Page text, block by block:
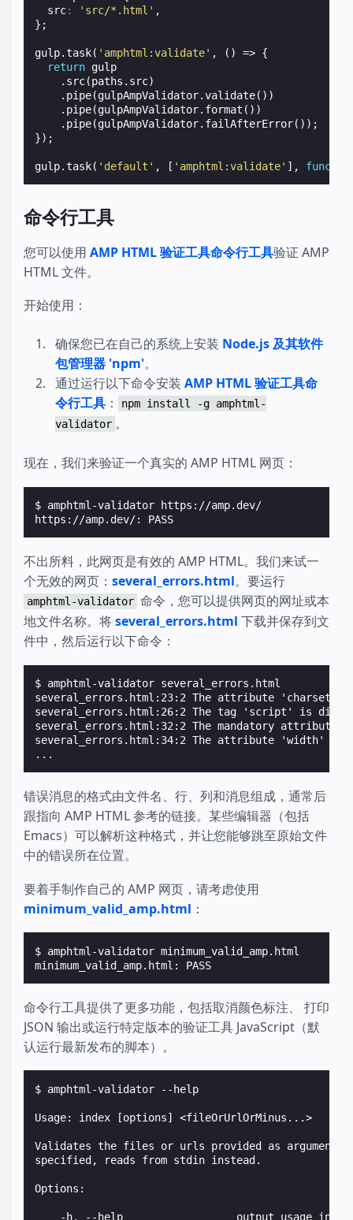
src: 'src/*.html' ,
};
gulp.task( 'amphtml:validate' , () => {
return gulp
. src(paths . src)
. pipe(gulpAmpValidator.validate())
. pipe(gulpAmpValidator. format ())
. pipe(gulpAmpValidator. failAfterError());
});
gulp.task( 'default' , [ 'amphtml:validate' ],
命令行工具
您可以使用 AMP HTML 验证工具命令行工具验证 AMP
HTML 文件。
开始使用：
确保您已在自己的系统上安装 Node.js 及其软件
包管理器 'npm'。
通过运行以下命令安装 AMP HTML 验证工具命
令行工具 ：
npm install -g amphtml-
validator 。
现在，我们来验证一个真实的 AMP HTML 网页：
$
https://amp.dev/: PASS
不出所料，此网页是有效的 AMP HTML。我们来试一
个无效的网页： several_errors.html。要运行
amphtml-validator 命令，您可以提供网页的网址或本
地文件名称。将several_errors.html 下载并保存到文
件中，然后运行以下命令：
$
several_errors.html:23:2 The attribute 'charset'
several_errors.html:26:2 The tag 'script' is
several_errors.html:32:2 The mandatory attribute
several_errors.html:34:2 The attribute 'width' in
...
错误消息的格式由文件名、行、列和消息组成，通常后
跟指向 AMP HTML 参考的链接。某些编辑器（包括
Emacs）可以解析这种格式，并让您能够跳至原始文件
中的错误所在位置。
要着手制作自己的 AMP 网页，请考虑使用
minimum_valid_amp.html ：
$
minimum_valid_amp.html: PASS
命令行工具提供了更多功能，包括取消颜色标注、 打印
JSON 输出或运行特定版本的验证工具 JavaScript（默
认运行最新发布的脚本）。
$ amphtml-validator --help
Usage: index [options] <fileOrUrlOrMinus...>
Validates the files or urls provided as
specified, reads from stdin instead.
Options:
-h, --help                  output usage